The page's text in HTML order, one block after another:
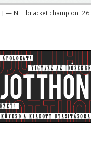
— NFL bracket champion '26